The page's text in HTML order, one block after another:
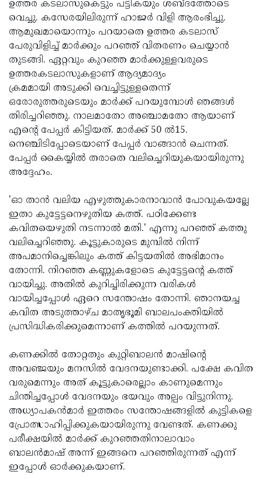
ഉത്തര കടലാസുകെട്ടും പട്ടികയും ശബ്ദത്തോടെ
വെച്ചു. കസേരയിലിരുന്ന് ഹാജര്‍ വിളി ആരംഭിച്ചു.
ആമുഖമായൊന്നും പറയാതെ ഉത്തര കടലാസ്
പേരുവിളിച്ച് മാര്‍ക്കും പറഞ്ഞ് വിതരണം ചെയ്യാന്‍
തുടങ്ങി. ഏറ്റവും കുറഞ്ഞ മാര്‍ക്കുള്ളവരുടെ
ഉത്തരകടലാസുകളാണ് ആദ്യമാദ്യം
ക്രമമായി അടുക്കി വെച്ചിട്ടുള്ളതെന്ന്
ഒരോരുത്തരുടെയും മാര്‍ക്ക് പറയുമ്പോള്‍ ഞങ്ങള്‍
തിരിച്ചറിഞ്ഞു. നാലമാതോ അഞ്ചാമതോ ആയാണ്
എന്റെ പേപ്പര്‍ കിട്ടിയത്. മാര്‍ക്ക് 50 ല്‍15.
നെഞ്ചിടിപ്പോടെയാണ് പേപ്പര്‍ വാങ്ങാന്‍ ചെന്നത്.
പേപ്പര്‍ കൈയ്യില്‍ തരാതെ വലിച്ചെറിയുകയായിരുന്നു
അദ്ദേഹം.
'ഓ താന്‍ വലിയ എഴുത്തുകാരനാവാന്‍ പോവുകയല്ലേ
ഇതാ കുട്ടേട്ടനെഴുതിയ കത്ത്. പഠിക്കേണ്ട
കവിതയെഴുതി നടന്നാല്‍ മതി.' എന്നു പറഞ്ഞ് കത്തു
വലിച്ചെറിഞ്ഞു. കൂട്ടുകാരുടെ മുമ്പില്‍ നിന്ന്
അപമാനിച്ചെങ്കിലും കത്ത് കിട്ടയതില്‍ അഭിമാനം
തോന്നി. നിറഞ്ഞ കണ്ണുകളോടെ കുട്ടേട്ടന്റെ കത്ത്
വായിച്ചു. അതില്‍ കുറിച്ചിരിക്കുന്ന വരികള്‍
വായിച്ചപ്പോള്‍ ഏറെ സന്തോഷം തോന്നി. ഞാനയച്ച
കവിത അടുത്താഴ്ച മാതൃഭൂമി ബാലപംക്തിയില്‍
പ്രസിദ്ധികരിക്കുമെന്നാണ് കത്തില്‍ പറയുന്നത്.
കണക്കില്‍ തോറ്റതും കുറ്റിബാലന്‍ മാഷിന്റെ
അവഞ്ജയും മനസില്‍ വേദനയുണ്ടാക്കി. പക്ഷേ കവിത
വരുമെന്നും അത് കൂട്ടുകാരെല്ലാം കാണുമെന്നും
ചിന്തിച്ചപ്പോള്‍ വേദനയും ഭയവും അല്പം വിട്ടുനിന്നു.
അധ്യാപകന്‍മാര്‍ ഇത്തരം സന്തോഷങ്ങളില്‍ കുട്ടികളെ
പ്രോത്സാഹിപ്പിക്കുകയായിരുന്നു വേണ്ടത്. കണക്കു
പരീക്ഷയില്‍ മാര്‍ക്ക് കുറഞ്ഞതിനാലാവാം
ബാലന്‍മാഷ് അന്ന് ഇങ്ങനെ പറഞ്ഞിരുന്നത് എന്ന്
ഇപ്പോള്‍ ഓര്‍ക്കുകയാണ്.